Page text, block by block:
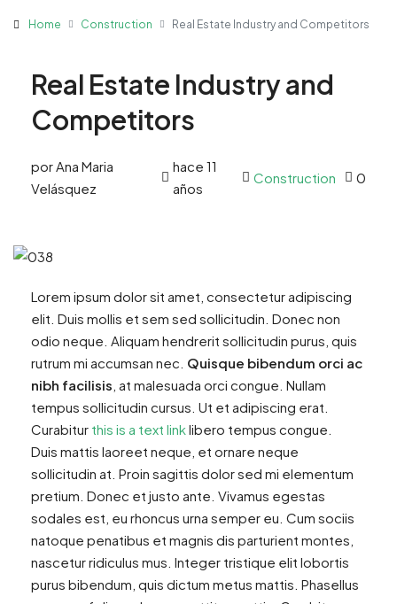
Home Construction Real Estate Industry and Competitors
Real Estate Industry and
Competitors
por Ana Maria
Velásquez
hace 11
años
Construction 0
Lorem ipsum dolor sit amet, consectetur adipiscing
elit. Duis mollis et sem sed sollicitudin. Donec non
odio neque. Aliquam hendrerit sollicitudin purus, quis
rutrum mi accumsan nec. Quisque bibendum orci ac
nibh facilisis , at malesuada orci congue. Nullam
tempus sollicitudin cursus. Ut et adipiscing erat.
Curabitur this is a text linklibero tempus congue.
Duis mattis laoreet neque, et ornare neque
sollicitudin at. Proin sagittis dolor sed mi elementum
pretium. Donec et justo ante. Vivamus egestas
sodales est, eu rhoncus urna semper eu. Cum sociis
natoque penatibus et magnis dis parturient montes,
nascetur ridiculus mus. Integer tristique elit lobortis
purus bibendum, quis dictum metus mattis. Phasellus